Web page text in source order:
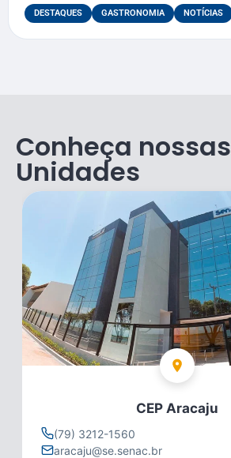
DESTAQUES GASTRONOMIA NOTÍCIAS
Conheça nossas
Unidades
CEP Aracaju
(79) 3212-1560
aracaju@se.senac.br